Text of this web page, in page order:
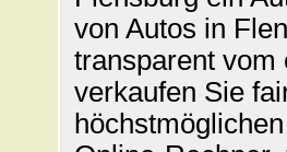
von Autos in
transparent vom
verkaufen Sie